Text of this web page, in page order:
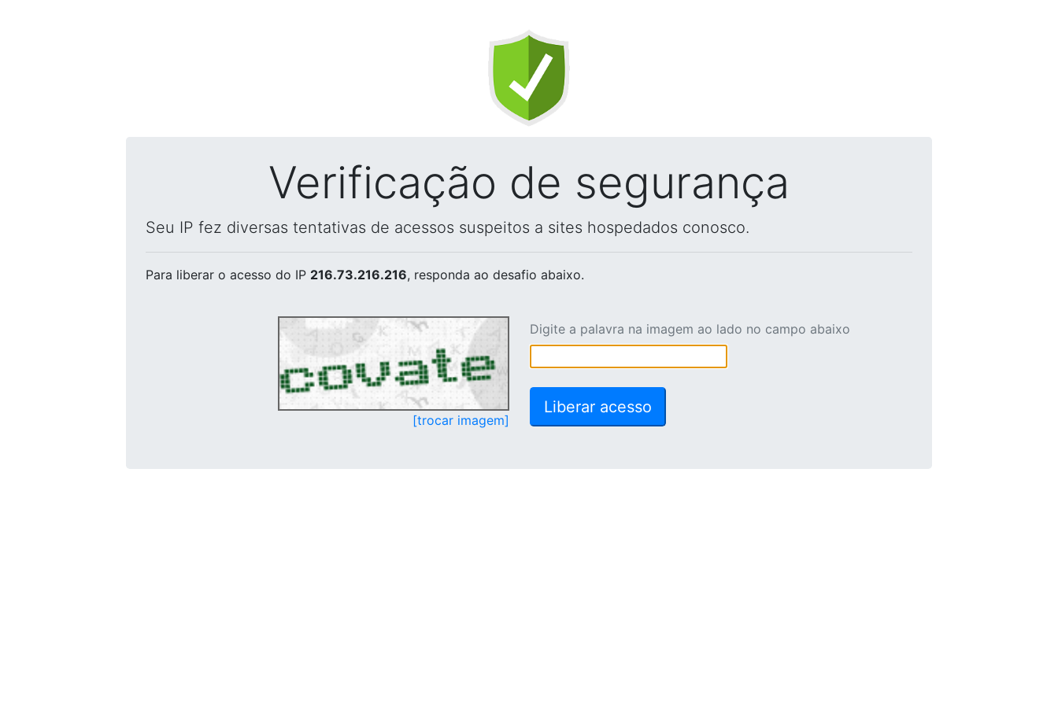
Verificação de segurança
Seu IP fez diversas tentativas de acessos suspeitos a sites hospedados conosco.
Para liberar o acesso do IP 216.73.216.216, responda ao desafio abaixo.
[trocar imagem]
Digite a palavra na imagem ao lado no campo abaixo